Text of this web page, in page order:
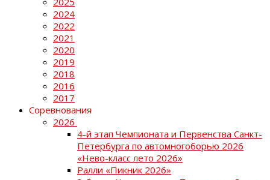
2024
2022
2021
2020
2019
2018
2016
2017
Соревнования
2026
4-й этап Чемпионата и Первенства Санкт-
Петербурга по автомногоборью 2026
«Нево-класс лето 2026»
Ралли «Пикник 2026»